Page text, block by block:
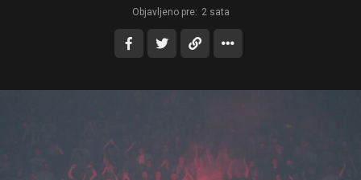
Objavljeno pre: 2 sata